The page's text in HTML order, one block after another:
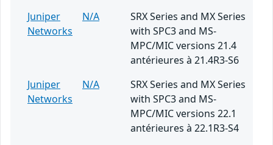
Juniper
Networks
N/A
SRX Series and MX Series
with SPC3 and MS-
MPC/MIC versions 21.4
antérieures à 21.4R3-S6
Juniper
Networks
N/A
SRX Series and MX Series
with SPC3 and MS-
MPC/MIC versions 22.1
antérieures à 22.1R3-S4